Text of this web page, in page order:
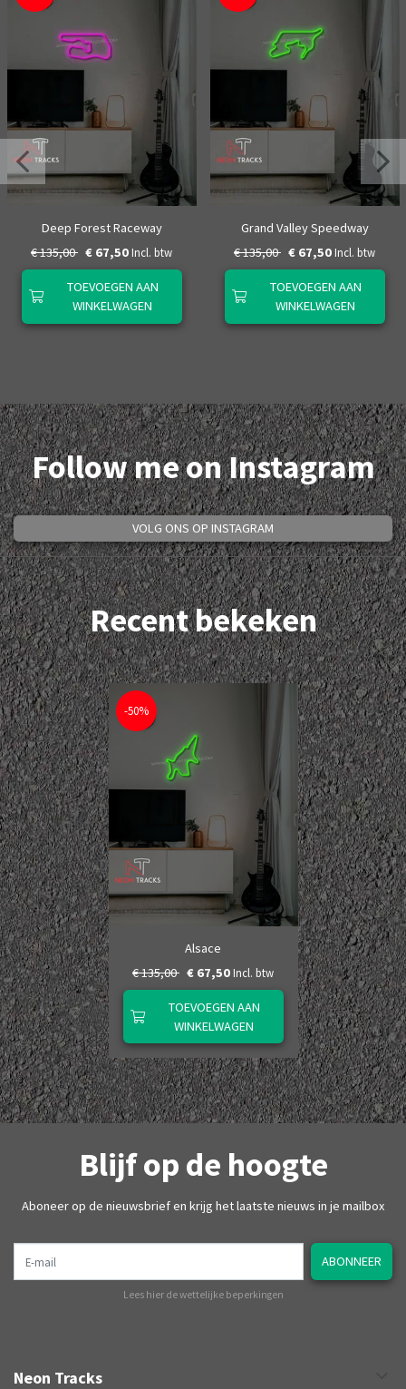
Deep Forest Raceway
€ 135,00 € 67,50 Incl. btw
TOEVOEGEN AAN
WINKELWAGEN
Grand Valley Speedway
€ 135,00 € 67,50 Incl. btw
TOEVOEGEN AAN
WINKELWAGEN
Follow me on Instagram
VOLG ONS OP INSTAGRAM
Recent bekeken
-50%
Alsace
€ 135,00 € 67,50 Incl. btw
TOEVOEGEN AAN
WINKELWAGEN
Blijf op de hoogte
Aboneer op de nieuwsbrief en krijg het laatste nieuws in je mailbox
ABONNEER
Lees hier de wettelijke beperkingen
Neon Tracks